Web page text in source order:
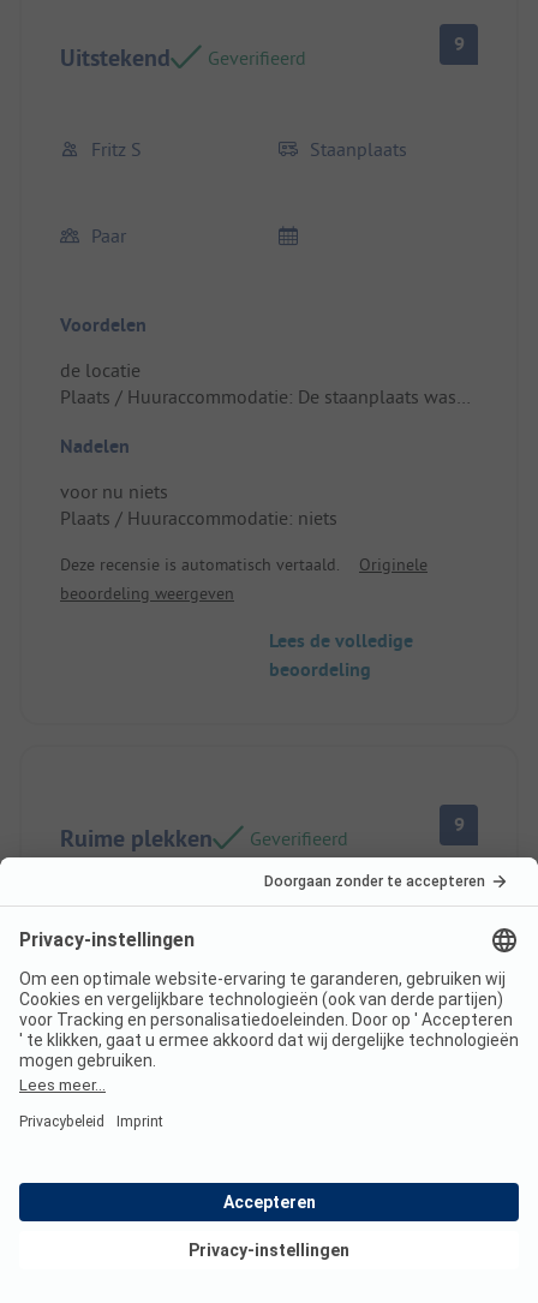
Uitstekend Geverifieerd
9
Fritz S Staanplaats
Paar
Voordelen
de locatie
Plaats / Huuraccommodatie: De staanplaats was
Nadelen
voor nu niets
Plaats / Huuraccommodatie: niets
Deze recensie is automatisch vertaald.
Originele
beoordeling weergeven
Lees de volledige
beoordeling
Ruime plekken Geverifieerd
9
Bianca B
Paar
Staanplaats/huisjes: grote percelen
Nadelen
Bekijk deals